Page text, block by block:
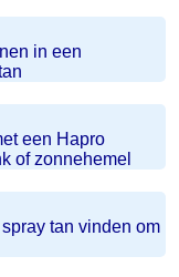
in een
een Hapro
of zonnehemel
tan vinden om